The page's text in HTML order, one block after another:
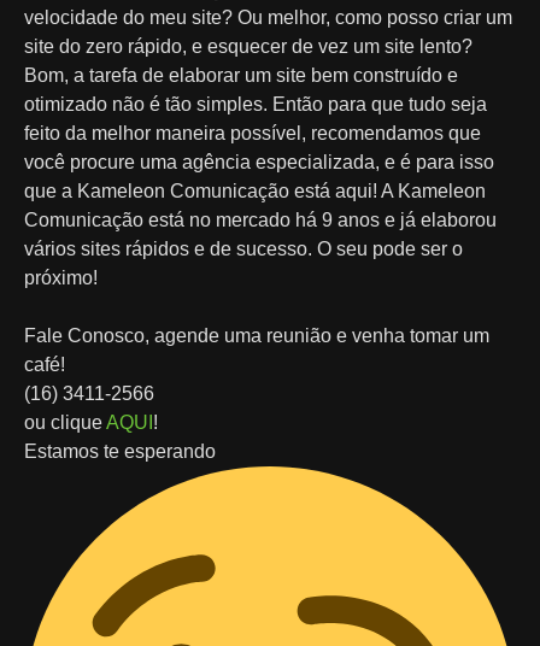
velocidade do meu site? Ou melhor, como posso criar um
site do zero rápido, e esquecer de vez um site lento?
Bom, a tarefa de elaborar um site bem construído e
otimizado não é tão simples. Então para que tudo seja
feito da melhor maneira possível, recomendamos que
você procure uma agência especializada, e é para isso
que a Kameleon Comunicação está aqui! A Kameleon
Comunicação está no mercado há 9 anos e já elaborou
vários sites rápidos e de sucesso. O seu pode ser o
próximo!
Fale Conosco, agende uma reunião e venha tomar um
café!
(16) 3411-2566
ou cliqueAQUI !
Estamos te esperando